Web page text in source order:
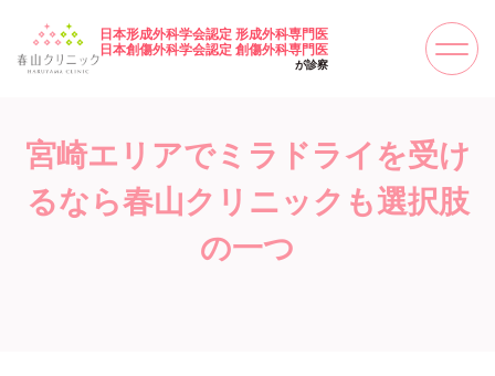
日本形成外科学会認定 形成外科専門医
日本創傷外科学会認定 創傷外科専門医
が診察
宮崎エリアでミラドライを受け
るなら春山クリニックも選択肢
の一つ